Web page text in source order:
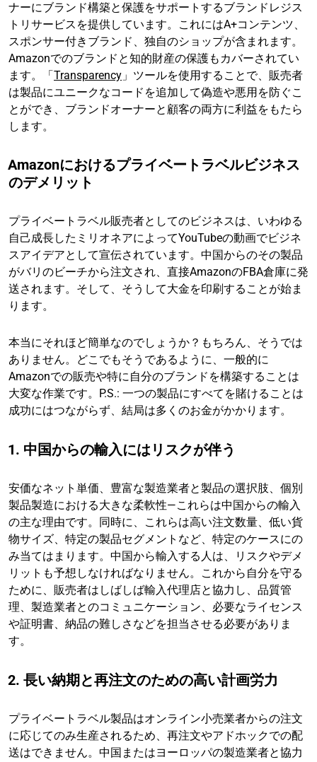
ナーにブランド構築と保護をサポートするブランドレジス
トリサービスを提供しています。これにはA+コンテンツ、
スポンサー付きブランド、独自のショップが含まれます。
Amazonでのブランドと知的財産の保護もカバーされてい
ます。「 Transparency 」ツールを使用することで、販売者
は製品にユニークなコードを追加して偽造や悪用を防ぐこ
とができ、ブランドオーナーと顧客の両方に利益をもたら
します。
Amazonにおけるプライベートラベルビジネス
のデメリット
プライベートラベル販売者としてのビジネスは、いわゆる
自己成長したミリオネアによってYouTubeの動画でビジネ
スアイデアとして宣伝されています。中国からのその製品
がバリのビーチから注文され、直接AmazonのFBA倉庫に発
送されます。そして、そうして大金を印刷することが始ま
ります。
本当にそれほど簡単なのでしょうか？もちろん、そうでは
ありません。どこでもそうであるように、一般的に
Amazonでの販売や特に自分のブランドを構築することは
大変な作業です。P.S.: 一つの製品にすべてを賭けることは
成功にはつながらず、結局は多くのお金がかかります。
1. 中国からの輸入にはリスクが伴う
安価なネット単価、豊富な製造業者と製品の選択肢、個別
製品製造における大きな柔軟性—これらは中国からの輸入
の主な理由です。同時に、これらは高い注文数量、低い貨
物サイズ、特定の製品セグメントなど、特定のケースにの
み当てはまります。中国から輸入する人は、リスクやデメ
リットも予想しなければなりません。これから自分を守る
ために、販売者はしばしば輸入代理店と協力し、品質管
理、製造業者とのコミュニケーション、必要なライセンス
や証明書、納品の難しさなどを担当させる必要がありま
す。
2. 長い納期と再注文のための高い計画労力
プライベートラベル製品はオンライン小売業者からの注文
に応じてのみ生産されるため、再注文やアドホックでの配
送はできません。中国またはヨーロッパの製造業者と協力